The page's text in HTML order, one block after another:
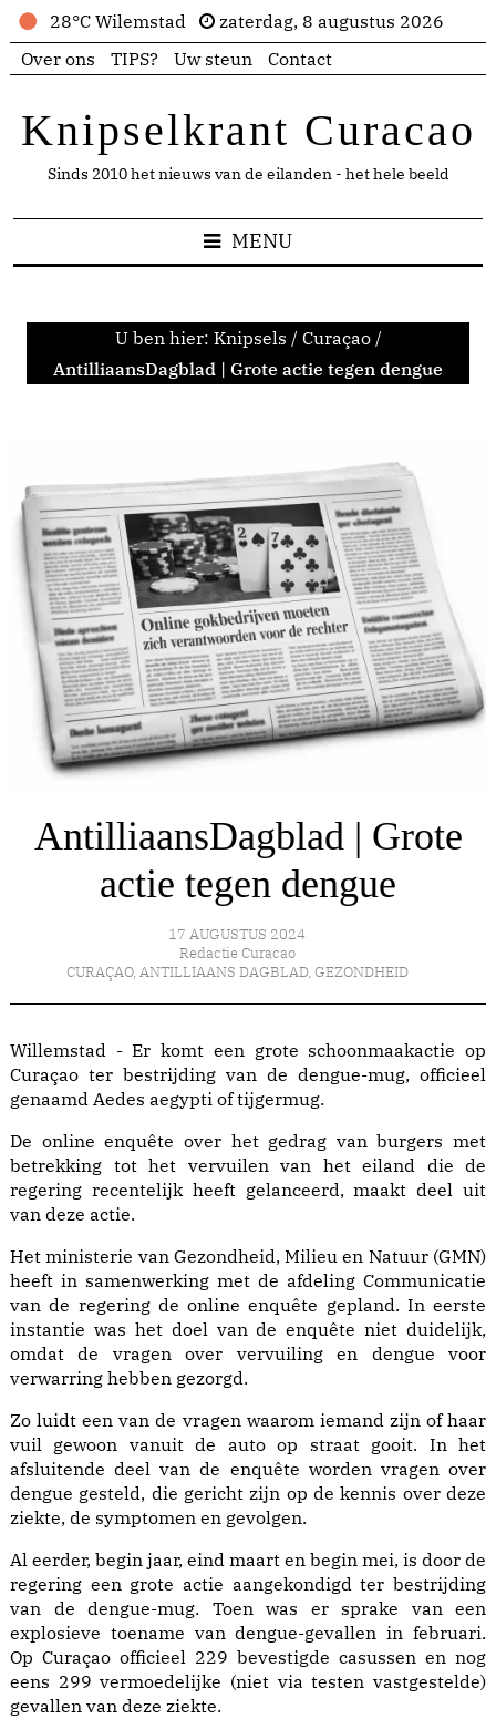
28°C Wilemstad
zaterdag, 8 augustus 2026
Over ons
TIPS? Uw steun Contact
Knipselkrant Curacao
Sinds 2010 het nieuws van de eilanden - het hele beeld
MENU
U ben hier: Knipsels / Curaçao /
AntilliaansDagblad | Grote actie tegen dengue
AntilliaansDagblad | Grote
actie tegen dengue
17 AUGUSTUS 2024
Redactie Curacao
CURAÇAO, ANTILLIAANS DAGBLAD, GEZONDHEID
Willemstad - Er komt een grote schoonmaakactie op
Curaçao ter bestrijding van de dengue-mug, officieel
genaamd Aedes aegypti of tijgermug.
De online enquête over het gedrag van burgers met
betrekking tot het vervuilen van het eiland die de
regering recentelijk heeft gelanceerd, maakt deel uit
van deze actie.
Het ministerie van Gezondheid, Milieu en Natuur (GMN)
heeft in samenwerking met de afdeling Communicatie
van de regering de online enquête gepland. In eerste
instantie was het doel van de enquête niet duidelijk,
omdat de vragen over vervuiling en dengue voor
verwarring hebben gezorgd.
Zo luidt een van de vragen waarom iemand zijn of haar
vuil gewoon vanuit de auto op straat gooit. In het
afsluitende deel van de enquête worden vragen over
dengue gesteld, die gericht zijn op de kennis over deze
ziekte, de symptomen en gevolgen.
Al eerder, begin jaar, eind maart en begin mei, is door de
regering een grote actie aangekondigd ter bestrijding
van de dengue-mug. Toen was er sprake van een
explosieve toename van dengue-gevallen in februari.
Op Curaçao officieel 229 bevestigde casussen en nog
eens 299 vermoedelijke (niet via testen vastgestelde)
gevallen van deze ziekte.